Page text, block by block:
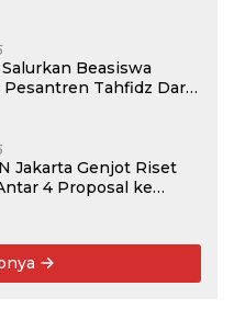
Beasiswa
Tahfidz Darul
Jakarta Genjot Riset
4 Proposal ke